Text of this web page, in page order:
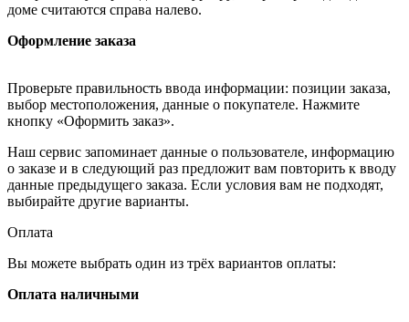
доме считаются справа налево.
Оформление заказа
Проверьте правильность ввода информации: позиции заказа,
выбор местоположения, данные о покупателе. Нажмите
кнопку «Оформить заказ».
Наш сервис запоминает данные о пользователе, информацию
о заказе и в следующий раз предложит вам повторить к вводу
данные предыдущего заказа. Если условия вам не подходят,
выбирайте другие варианты.
Оплата
Вы можете выбрать один из трёх вариантов оплаты:
Оплата наличными